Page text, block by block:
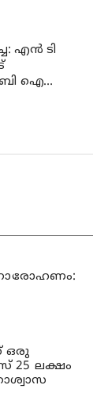
എൻ ടി
ബി ഐ
ഒരു
25 ലക്ഷം